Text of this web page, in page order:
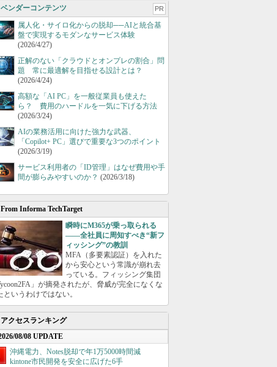
ベンダーコンテンツ PR
属人化・サイロ化からの脱却──AIと統合基
盤で実現するモダンなサービス体験
(2026/4/27)
正解のない「クラウドとオンプレの割合」問
題 常に最適解を目指せる設計とは？
(2026/4/24)
高額な「AI PC」を一般従業員も使えた
ら？ 費用のハードルを一気に下げる方法
(2026/3/24)
AIの業務活用に向けた強力な武器、
「Copilot+ PC」選びで重要な3つのポイント
(2026/3/19)
サービス利用者の「ID管理」はなぜ費用や手
間が膨らみやすいのか？ (2026/3/18)
From Informa TechTarget
瞬時にM365が乗っ取られる
――全社員に周知すべき“新フ
ィッシング”の教訓
MFA（多要素認証）を入れた
から安心という常識が崩れ去
っている。フィッシング集団
」が摘発されたが、脅威が完全になくな
というわけではない。
アクセスランキング
08/08 UPDATE
沖縄電力、Notes脱却で年1万5000時間減
kintone市民開発を安全に広げた6手